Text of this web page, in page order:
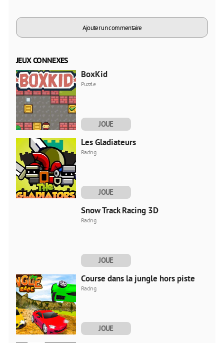
Ajouter un commentaire
JEUX CONNEXES
BoxKid
Puzzle
JOUE
Les Gladiateurs
Racing
JOUE
Snow Track Racing 3D
Racing
JOUE
Course dans la jungle hors piste
Racing
JOUE